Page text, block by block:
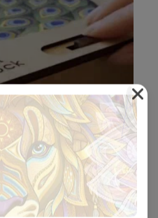
Škatlici 🎁
z mehanizmom za
velikosti za darilo.